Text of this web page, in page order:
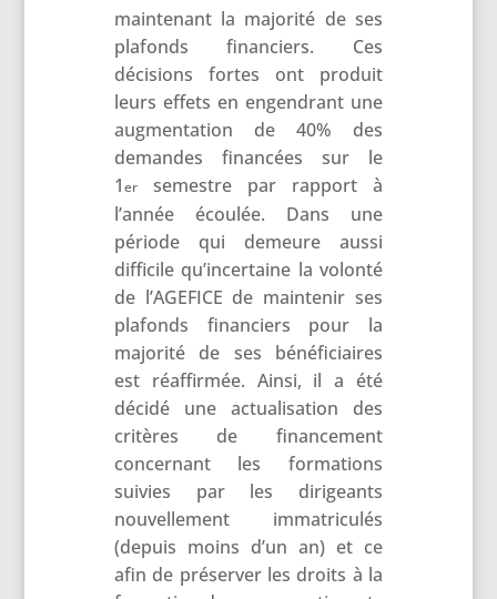
maintenant la majorité de ses
plafonds financiers. Ces
décisions fortes ont produit
leurs effets en engendrant une
augmentation de 40% des
demandes financées sur le
1 ersemestre par rapport à
l’année écoulée. Dans une
période qui demeure aussi
difficile qu’incertaine la volonté
de l’AGEFICE de maintenir ses
plafonds financiers pour la
majorité de ses bénéficiaires
est réaffirmée. Ainsi, il a été
décidé une actualisation des
critères de financement
concernant les formations
suivies par les dirigeants
nouvellement immatriculés
(depuis moins d’un an) et ce
afin de préserver les droits à la